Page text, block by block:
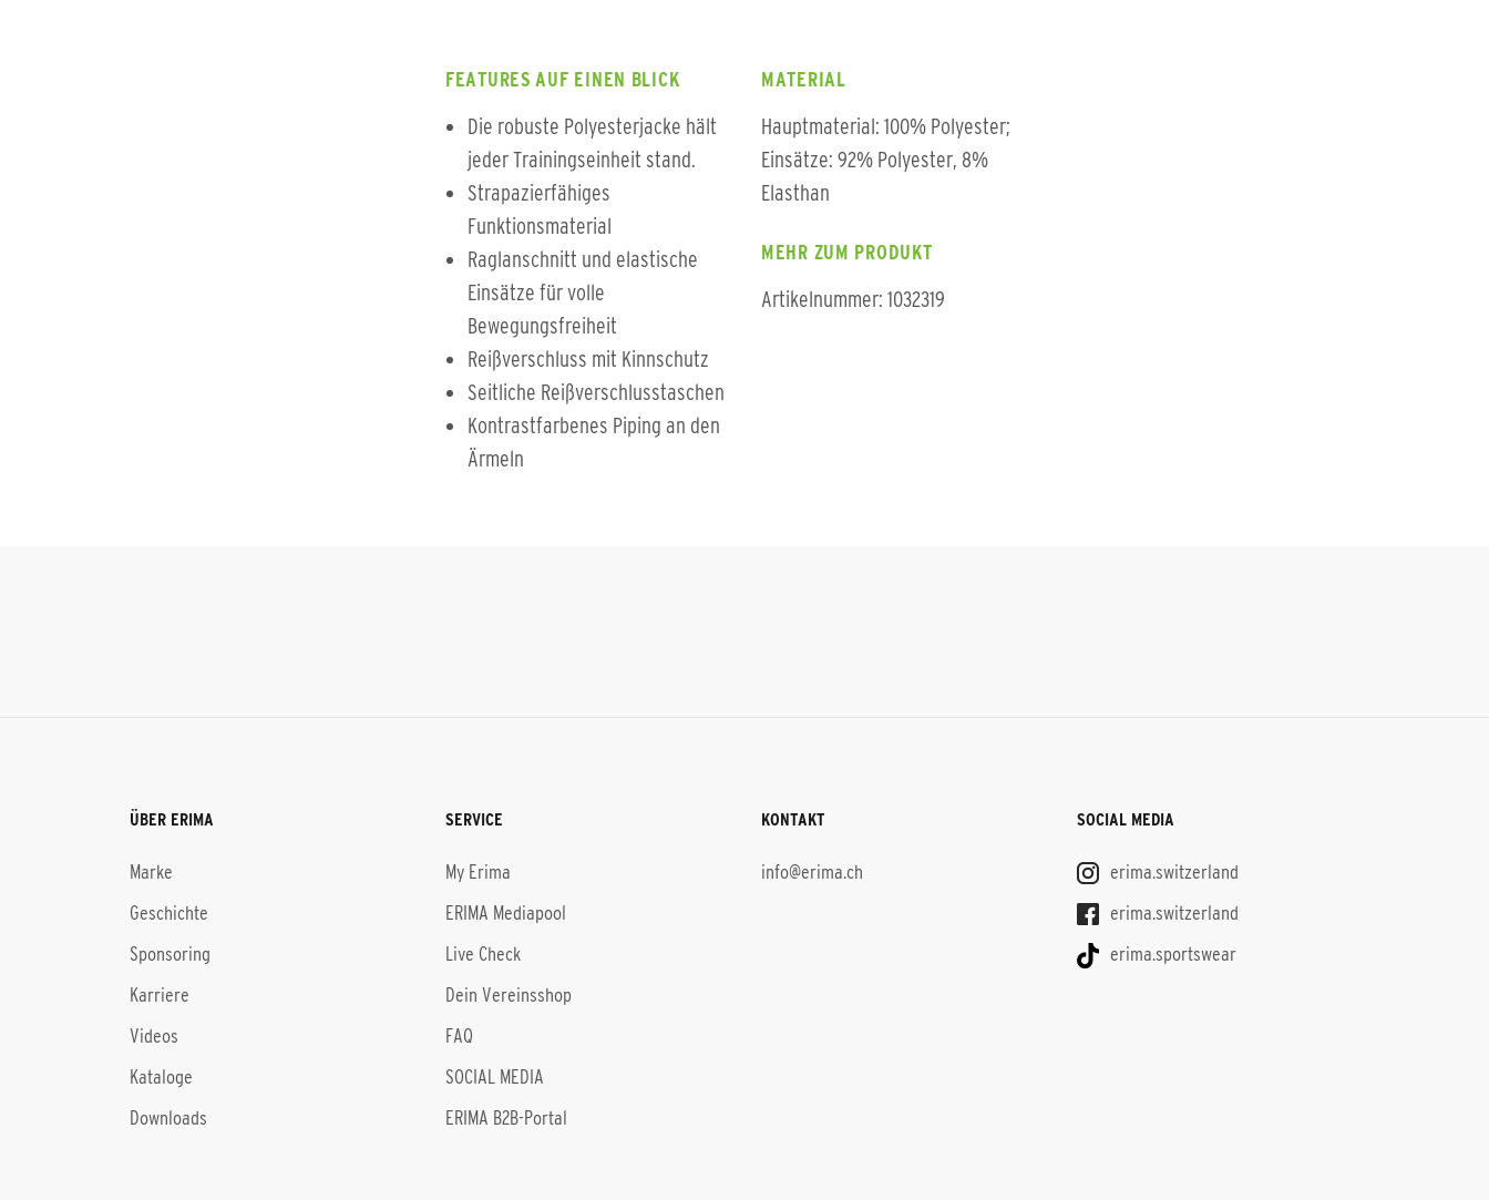
FEATURES AUF EINEN BLICK
Die robuste Polyesterjacke hält
jeder Trainingseinheit stand.
Strapazierfähiges
Funktionsmaterial
Raglanschnitt und elastische
Einsätze für volle
Bewegungsfreiheit
Reißverschluss mit Kinnschutz
Seitliche Reißverschlusstaschen
Kontrastfarbenes Piping an den
Ärmeln
MATERIAL
Hauptmaterial: 100% Polyester;
Einsätze: 92% Polyester, 8%
Elasthan
MEHR ZUM PRODUKT
Artikelnummer: 1032319
ÜBER ERIMA
Marke
Geschichte
Sponsoring
Karriere
Videos
Kataloge
Downloads
SERVICE
My Erima
ERIMA Mediapool
Live Check
Dein Vereinsshop
FAQ
SOCIAL MEDIA
ERIMA B2B-Portal
KONTAKT
info@erima.ch
SOCIAL MEDIA
erima.switzerland
erima.switzerland
erima.sportswear